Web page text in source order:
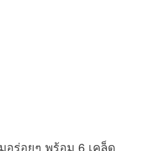
อร่อยๆ พร้อม 6 เคล็ด